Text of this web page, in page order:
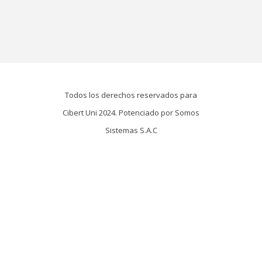
Todos los derechos reservados para
Cibert Uni 2024. Potenciado por Somos
Sistemas S.A.C